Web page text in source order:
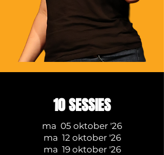
10 SESSIES
ma 05 oktober '26
ma 12 oktober '26
ma 19 oktober '26